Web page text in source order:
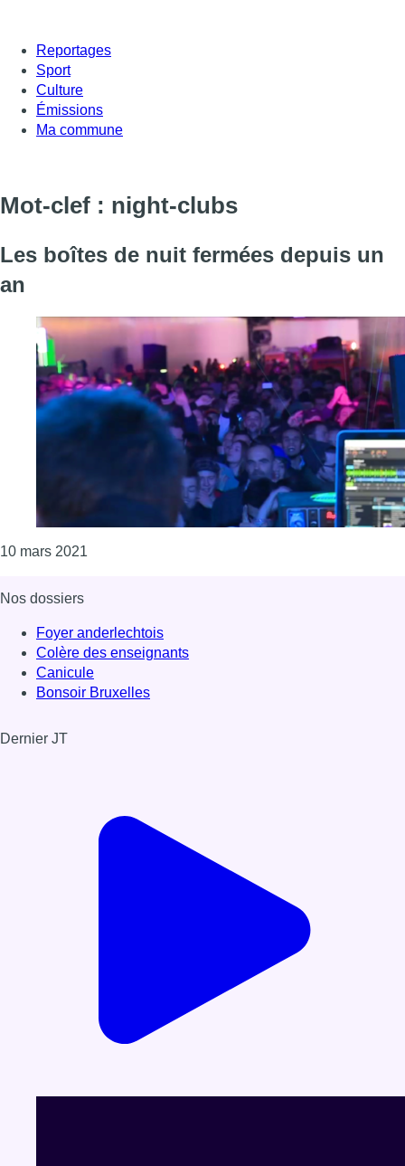
Reportages
Sport
Culture
Émissions
Ma commune
Mot-clef : night-clubs
Les boîtes de nuit fermées depuis un
an
10 mars 2021
Nos dossiers
Foyer anderlechtois
Colère des enseignants
Canicule
Bonsoir Bruxelles
Dernier JT